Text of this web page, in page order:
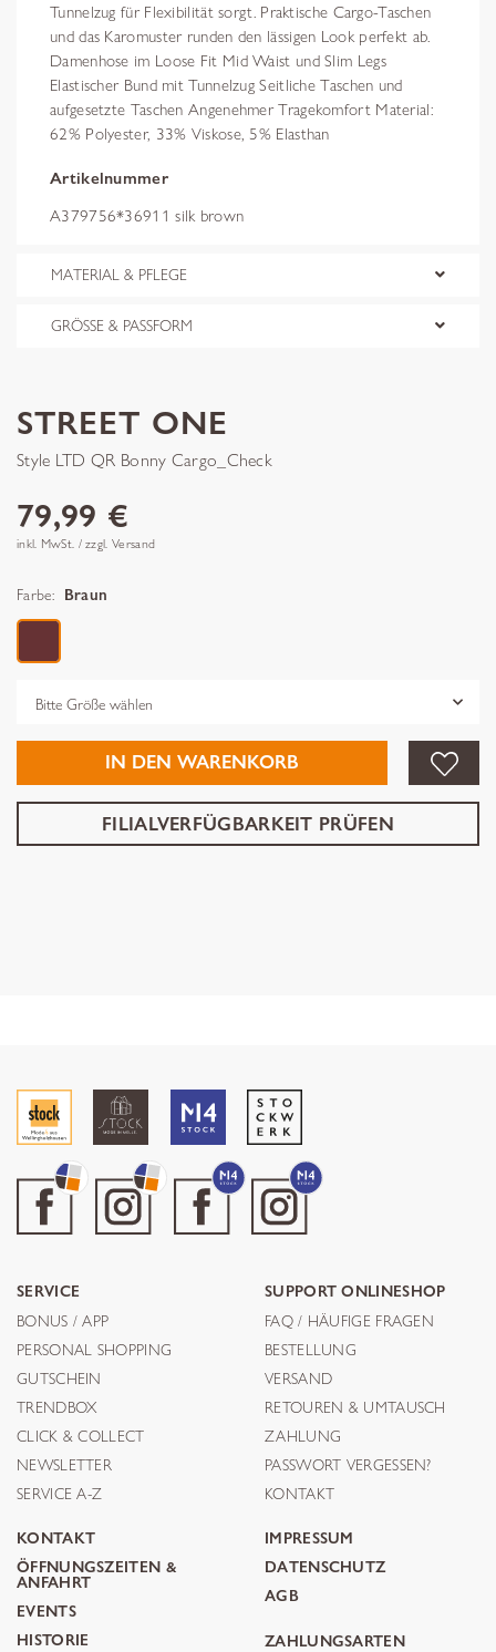
Tunnelzug für Flexibilität sorgt. Praktische Cargo-Taschen
und das Karomuster runden den lässigen Look perfekt ab.
Damenhose im Loose Fit Mid Waist und Slim Legs
Elastischer Bund mit Tunnelzug Seitliche Taschen und
aufgesetzte Taschen Angenehmer Tragekomfort Material:
62% Polyester, 33% Viskose, 5% Elasthan
Artikelnummer
A379756*36911 silk brown
MATERIAL & PFLEGE
GRÖSSE & PASSFORM
STREET ONE
Style LTD QR Bonny Cargo_Check
79,99 €
inkl. MwSt. / zzgl. Versand
Farbe: Braun
IN DEN WARENKORB
FILIALVERFÜGBARKEIT PRÜFEN
SERVICE
BONUS / APP
PERSONAL SHOPPING
GUTSCHEIN
TRENDBOX
CLICK & COLLECT
NEWSLETTER
SERVICE A-Z
SUPPORT ONLINESHOP
FAQ / HÄUFIGE FRAGEN
BESTELLUNG
VERSAND
RETOUREN & UMTAUSCH
ZAHLUNG
PASSWORT VERGESSEN?
KONTAKT
KONTAKT
ÖFFNUNGSZEITEN &
ANFAHRT
EVENTS
HISTORIE
IMPRESSUM
DATENSCHUTZ
AGB
ZAHLUNGSARTEN